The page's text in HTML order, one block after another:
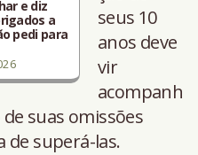
e diz
a
pedi para
seus 10
anos deve
vir
acompanh
suas omissões
de superá-las.